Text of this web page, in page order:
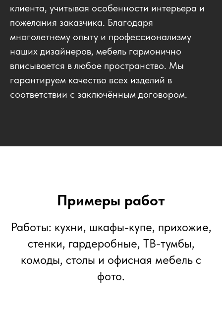
клиента, учитывая особенности интерьера и
пожелания заказчика. Благодаря
многолетнему опыту и профессионализму
наших дизайнеров, мебель гармонично
вписывается в любое пространство. Мы
гарантируем качество всех изделий в
соответствии с заключённым договором.
Примеры работ
Работы: кухни, шкафы-купе, прихожие,
стенки, гардеробные, ТВ-тумбы,
комоды, столы и офисная мебель с
фото.